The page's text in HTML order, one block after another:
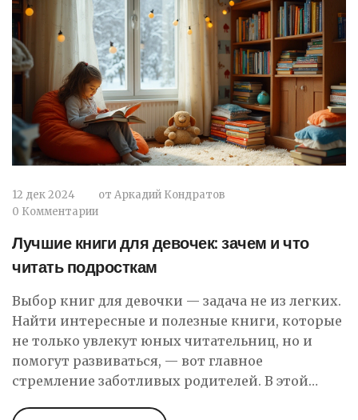
12 дек 2024 от Аркадий Кондратов
0 Комментарии
Лучшие книги для девочек: зачем и что
читать подросткам
Выбор книг для девочки — задача не из легких.
Найти интересные и полезные книги, которые
не только увлекут юных читательниц, но и
помогут развиваться, — вот главное
стремление заботливых родителей. В этой